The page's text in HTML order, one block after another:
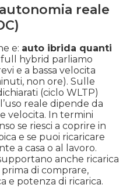
reale
e: auto ibrida quanti
hybrid parliamo
e a bassa velocita
non ore). Sulle
(ciclo WLTP)
reale dipende da
velocita. In termini
se riesci a coprire in
e se puoi ricaricare
a casa o al lavoro.
anche ricarica
di comprare,
e potenza di ricarica.